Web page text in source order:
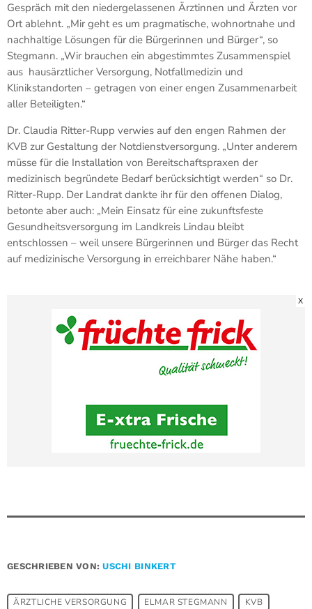
Gespräch mit den niedergelassenen Ärztinnen und Ärzten vor
Ort ablehnt. „Mir geht es um pragmatische, wohnortnahe und
nachhaltige Lösungen für die Bürgerinnen und Bürger“, so
Stegmann. „Wir brauchen ein abgestimmtes Zusammenspiel
aus hausärztlicher Versorgung, Notfallmedizin und
Klinikstandorten – getragen von einer engen Zusammenarbeit
aller Beteiligten.“
Dr. Claudia Ritter-Rupp verwies auf den engen Rahmen der
KVB zur Gestaltung der Notdienstversorgung. „Unter anderem
müsse für die Installation von Bereitschaftspraxen der
medizinisch begründete Bedarf berücksichtigt werden“ so Dr.
Ritter-Rupp. Der Landrat dankte ihr für den offenen Dialog,
betonte aber auch: „Mein Einsatz für eine zukunftsfeste
Gesundheitsversorgung im Landkreis Lindau bleibt
entschlossen – weil unsere Bürgerinnen und Bürger das Recht
auf medizinische Versorgung in erreichbarer Nähe haben.“
X
GESCHRIEBEN VON:USCHI BINKERT
ÄRZTLICHE VERSORGUNG ELMAR STEGMANN
KVB